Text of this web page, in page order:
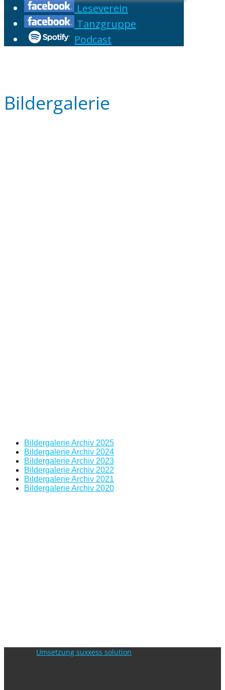
Leseverein
Tanzgruppe
Podcast
Bildergalerie
Bildergalerie Archiv 2025
Bildergalerie Archiv 2024
Bildergalerie Archiv 2023
Bildergalerie Archiv 2022
Bildergalerie Archiv 2021
Bildergalerie Archiv 2020
Umsetzung suxxess solution